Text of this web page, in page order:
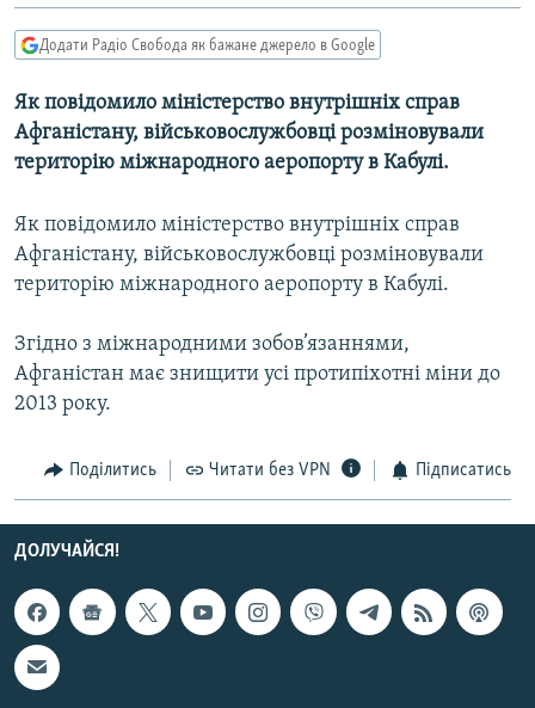
пошуку
УКРАЇНА
СВІТ
ТИ ЯК?
СХЕМИ
КИТАЙ.ВИКЛИКИ
ФОТО
СПЕЦПРОЄКТИ
КРИМ РЕАЛІЇ
УКР
КТАТ
Додати Радіо Свобода як бажане джерело в Google
Як повідомило міністерство внутрішніх справ
Афганістану, військовослужбовці розміновували
територію міжнародного аеропорту в Кабулі.
Як повідомило міністерство внутрішніх справ
Афганістану, військовослужбовці розміновували
територію міжнародного аеропорту в Кабулі.
Згідно з міжнародними зобов’язаннями,
Афганістан має знищити усі протипіхотні міни до
2013 року.
Поділитись Читати без VPN Підписатись
ДОЛУЧАЙСЯ!